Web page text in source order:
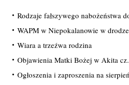
Rodzaje fałszywego nabożeństwa
WAPM w Niepokalanowie w
Wiara a trzeźwa rodzina
Objawienia Matki Bożej w Akita
Ogłoszenia i zaproszenia na